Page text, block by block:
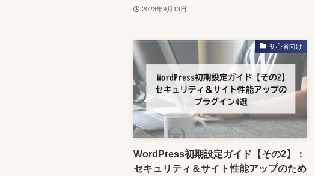
2023年9月13日
初心者向け
WordPress初期設定ガイド【その2】：
セキュリティ＆サイト性能アップのため